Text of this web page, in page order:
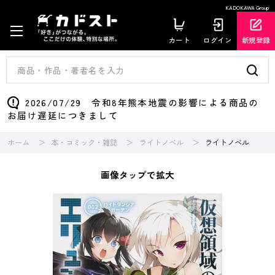
KADOKAWA Group
カート ログイン 新規登録
2026/07/29 令和8年熊本地震の影響による商品の
お届け遅延につきまして
ホーム 本・コミック・雑誌 ライトノベル ライトノベル
画像タップで拡大